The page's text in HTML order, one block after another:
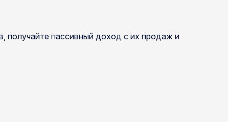
получайте пассивный доход с их продаж и